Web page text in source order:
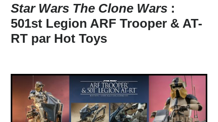
Star Wars The Clone Wars:
501st Legion ARF Trooper & AT-
RT par Hot Toys